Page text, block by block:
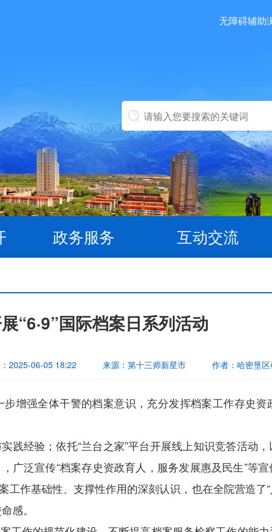
无障碍辅助
政务服务 互动交流
“6·9”国际档案日系列活动
2025-06-05 18:22 来源： 第十三师新星市 作者： 哈密垦
增强全体干警的档案意识，充分发挥档案工作存史资
践经验；依托“兰台之家”平台开展线上知识竞答活动
广泛宣传“档案存史资政育人，服务发展惠及民生”等
作基础性、支撑性作用的深刻认识，也在全院营造了
感。